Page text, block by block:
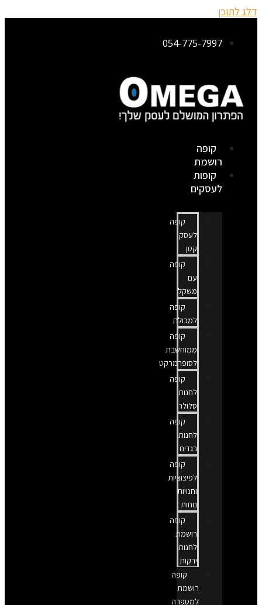
דלג לתוכן
054-775-7997
קופה
רושמת
קופות
לעסקים
קופה
לעסק
קטן
קופה
עם
משקל
קופה
למכולת
קופה
ממוחשבת
לסופרמרקט
קופה
לחנות
סלולר
קופה
לחנות
בגדים
קופה
לפיצוציות
וחנויות
נוחות
קופה
רושמת
לחנות
ירקות
קופה
רושמת
למספרה